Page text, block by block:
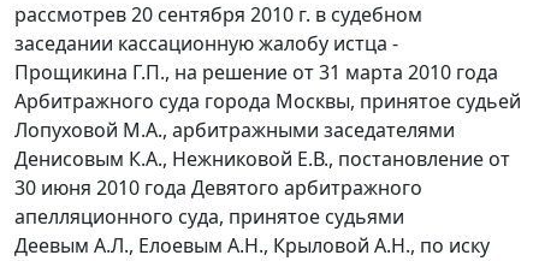
рассмотрев 20 сентября 2010 г. в судебном
заседании кассационную жалобу истца -
Прощикина Г.П., на решение от 31 марта 2010 года
Арбитражного суда города Москвы, принятое судьей
Лопуховой М.А., арбитражными заседателями
Денисовым К.А., Нежниковой Е.В., постановление от
30 июня 2010 года Девятого арбитражного
апелляционного суда, принятое судьями
Деевым А.Л., Елоевым А.Н., Крыловой А.Н., по иску